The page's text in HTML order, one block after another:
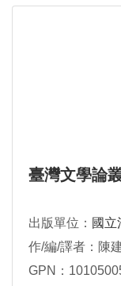
臺灣文學論
出版單位： 國立
作/編/譯者：陳
GPN：